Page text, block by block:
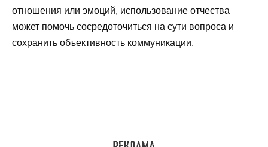
отношения или эмоций, использование отчества
может помочь сосредоточиться на сути вопроса и
сохранить объективность коммуникации.